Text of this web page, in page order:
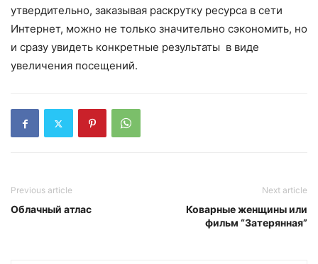
утвердительно, заказывая раскрутку ресурса в сети
Интернет, можно не только значительно сэкономить, но
и сразу увидеть конкретные результаты в виде
увеличения посещений.
Previous article
Облачный атлас
Next article
Коварные женщины или
фильм “Затерянная”